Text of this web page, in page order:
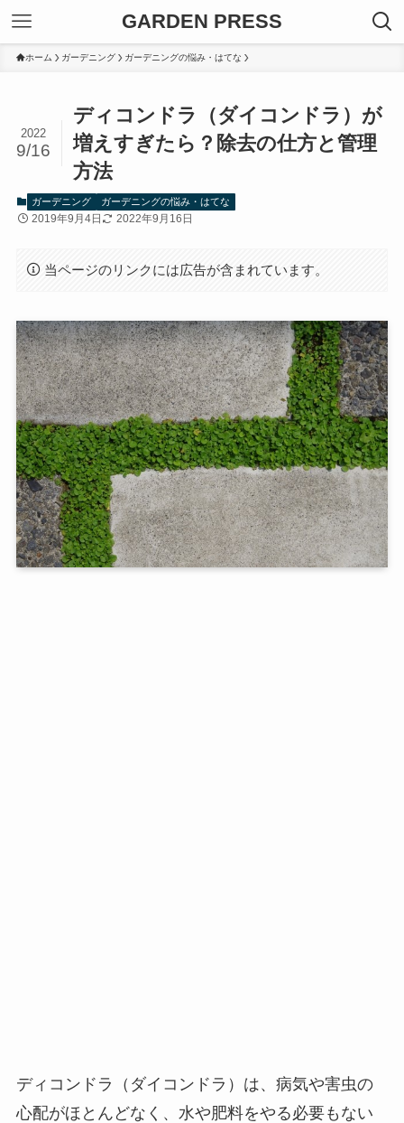
GARDEN PRESS
ホーム ガーデニング ガーデニングの悩み・はてな
ディコンドラ（ダイコンドラ）が
増えすぎたら？除去の仕方と管理
方法
2022
9/16
ガーデニング ガーデニングの悩み・はてな
2019年9月4日 2022年9月16日
当ページのリンクには広告が含まれています。
ディコンドラ（ダイコンドラ）は、病気や害虫の
心配がほとんどなく、水や肥料をやる必要もない